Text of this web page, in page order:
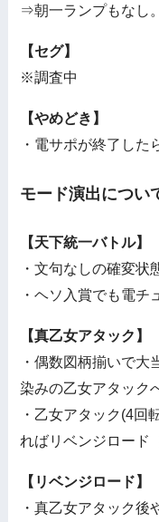
⇒朝一ランプもなし。
【セグ】
※調査中
【やめどき】
・電サポが終了した
モード演出につい
【天下統一バトル】
・文句なしの確変状
・ヘソ入賞でも電チ
【真乙女アタック】
・偶数図柄揃いで大
染みの乙女アタック
・乙女アタック(4回
ればリベンジロード
【リベンジロード】
・真乙女アタック後